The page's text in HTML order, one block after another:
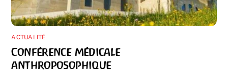
ACTUALITÉ
Conférence médicale
anthroposophique